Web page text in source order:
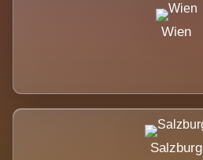
Wien
Salzburg